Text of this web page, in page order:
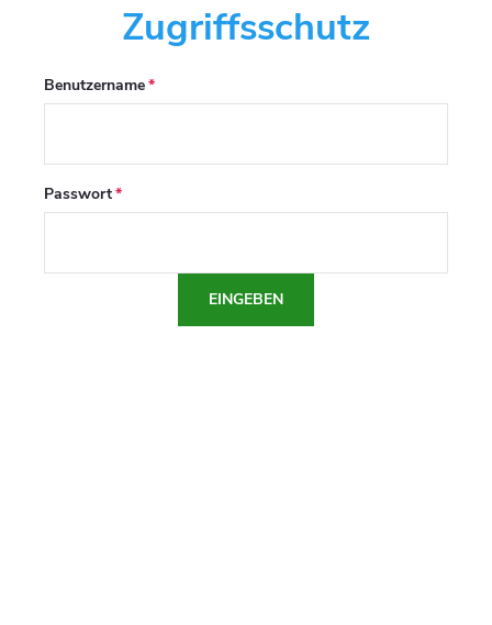
Zugriffsschutz
Benutzername
Passwort
EINGEBEN